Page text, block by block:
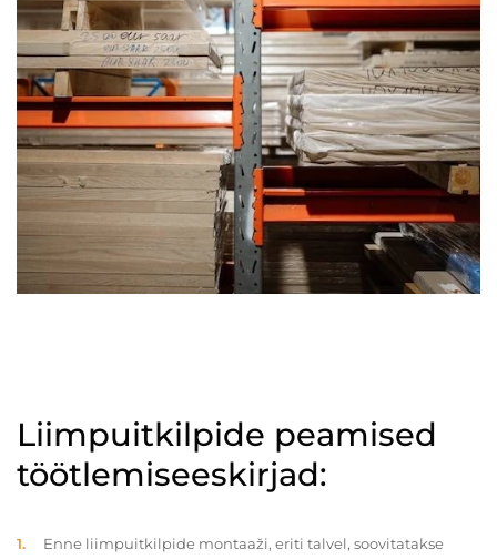
Liimpuitkilpide peamised
töötlemiseeskirjad:
Enne liimpuitkilpide montaaži, eriti talvel, soovitatakse